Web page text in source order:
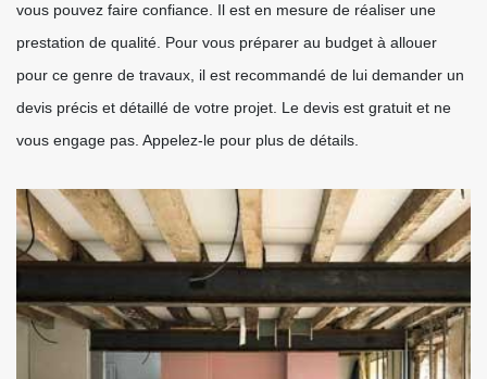
vous pouvez faire confiance. Il est en mesure de réaliser une
prestation de qualité. Pour vous préparer au budget à allouer
pour ce genre de travaux, il est recommandé de lui demander un
devis précis et détaillé de votre projet. Le devis est gratuit et ne
vous engage pas. Appelez-le pour plus de détails.